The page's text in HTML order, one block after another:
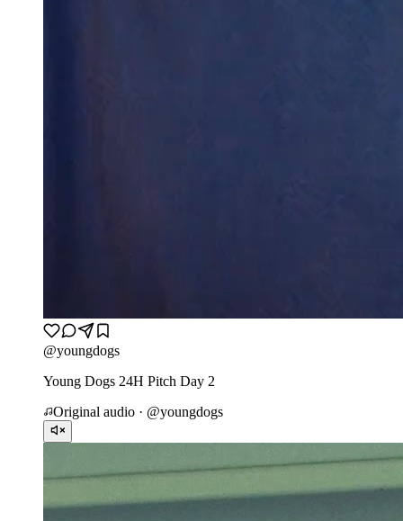
@youngdogs
Young Dogs 24H Pitch Day 2
Original audio · @youngdogs